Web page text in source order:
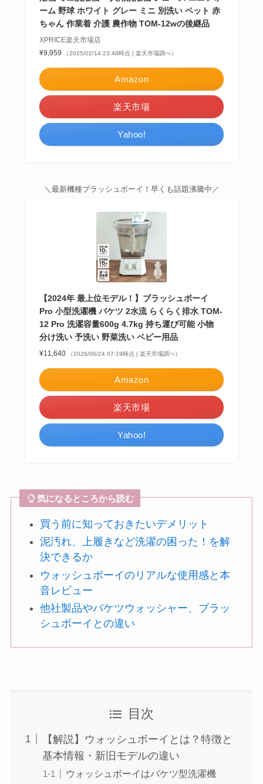
ーム 野球 ホワイト グレー ミニ 別洗い ペット 赤
ちゃん 作業着 介護 農作物 TOM-12wの後継品
XPRICE楽天市場店
¥9,959
（2025/02/14 23:48時点 | 楽天市場調べ）
Amazon
楽天市場
Yahoo!
＼最新機種ブラッシュボーイ！早くも話題沸騰中／
【2024年 最上位モデル！】ブラッシュボーイ
Pro 小型洗濯機 バケツ 2水流 らくらく排水 TOM-
12 Pro 洗濯容量600g 4.7kg 持ち運び可能 小物
分け洗い 予洗い 野菜洗い ベビー用品
¥11,640 （2026/06/24 07:19時点 | 楽天市場調べ）
Amazon
楽天市場
Yahoo!
気になるところから読む
買う前に知っておきたいデメリット
泥汚れ、上履きなど洗濯の困った！を解
決できるか
ウォッシュボーイのリアルな使用感と本
音レビュー
他社製品やバケツウォッシャー、ブラッ
シュボーイとの違い
目次
【解説】ウォッシュボーイとは？特徴と
基本情報・新旧モデルの違い
ウォッシュボーイはバケツ型洗濯機